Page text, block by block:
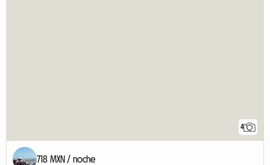
4
718 MXN / noche